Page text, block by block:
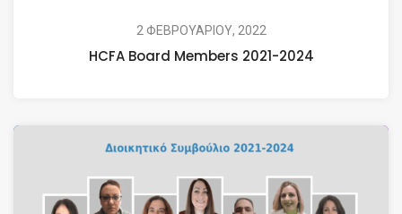
2 ΦΕΒΡΟΥΑΡΙΟΥ, 2022
HCFA Board Members 2021-2024